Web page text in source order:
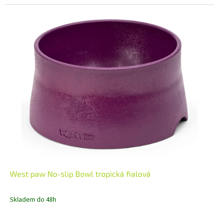
West paw No-slip Bowl tropická fialová
Skladem do 48h